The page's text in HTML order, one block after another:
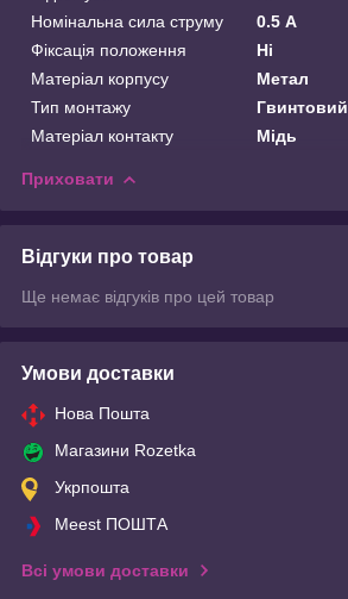
Номінальна сила струму
0.5 А
Фіксація положення
Ні
Матеріал корпусу
Метал
Тип монтажу
Гвинтовий
Матеріал контакту
Мідь
Приховати
Відгуки про товар
Ще немає відгуків про цей товар
Умови доставки
Нова Пошта
Магазини Rozetka
Укрпошта
Meest ПОШТА
Всі умови доставки